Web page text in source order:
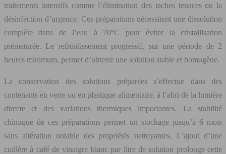
traitements intensifs comme l’élimination des taches tenaces ou la
désinfection d’urgence. Ces préparations nécessitent une dissolution
complète dans de l’eau à 70°C pour éviter la cristallisation
prématurée. Le refroidissement progressif, sur une période de 2
heures minimum, permet d’obtenir une solution stable et homogène.
La conservation des solutions préparées s’effectue dans des
contenants en verre ou en plastique alimentaire, à l’abri de la lumière
directe et des variations thermiques importantes. La stabilité
chimique de ces préparations permet un stockage jusqu’à 6 mois
sans altération notable des propriétés nettoyantes. L’ajout d’une
cuillère à café de vinaigre blanc par litre de solution prolonge cette